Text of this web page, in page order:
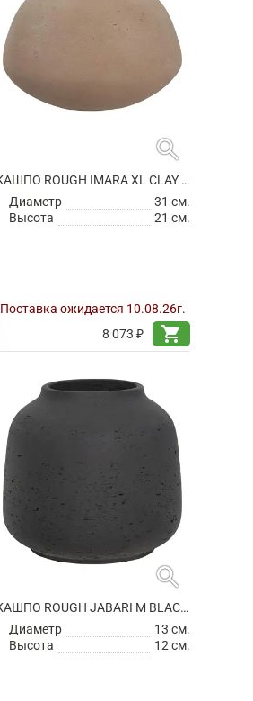
search
КАШПО ROUGH IMARA XL CLAY WASHED
Диаметр
31 см.
Высота
21 см.
Поставка ожидается 10.08.26г.
8 073 ₽
shopping_cart
search
КАШПО ROUGH JABARI M BLACK WASHED
Диаметр
13 см.
Высота
12 см.